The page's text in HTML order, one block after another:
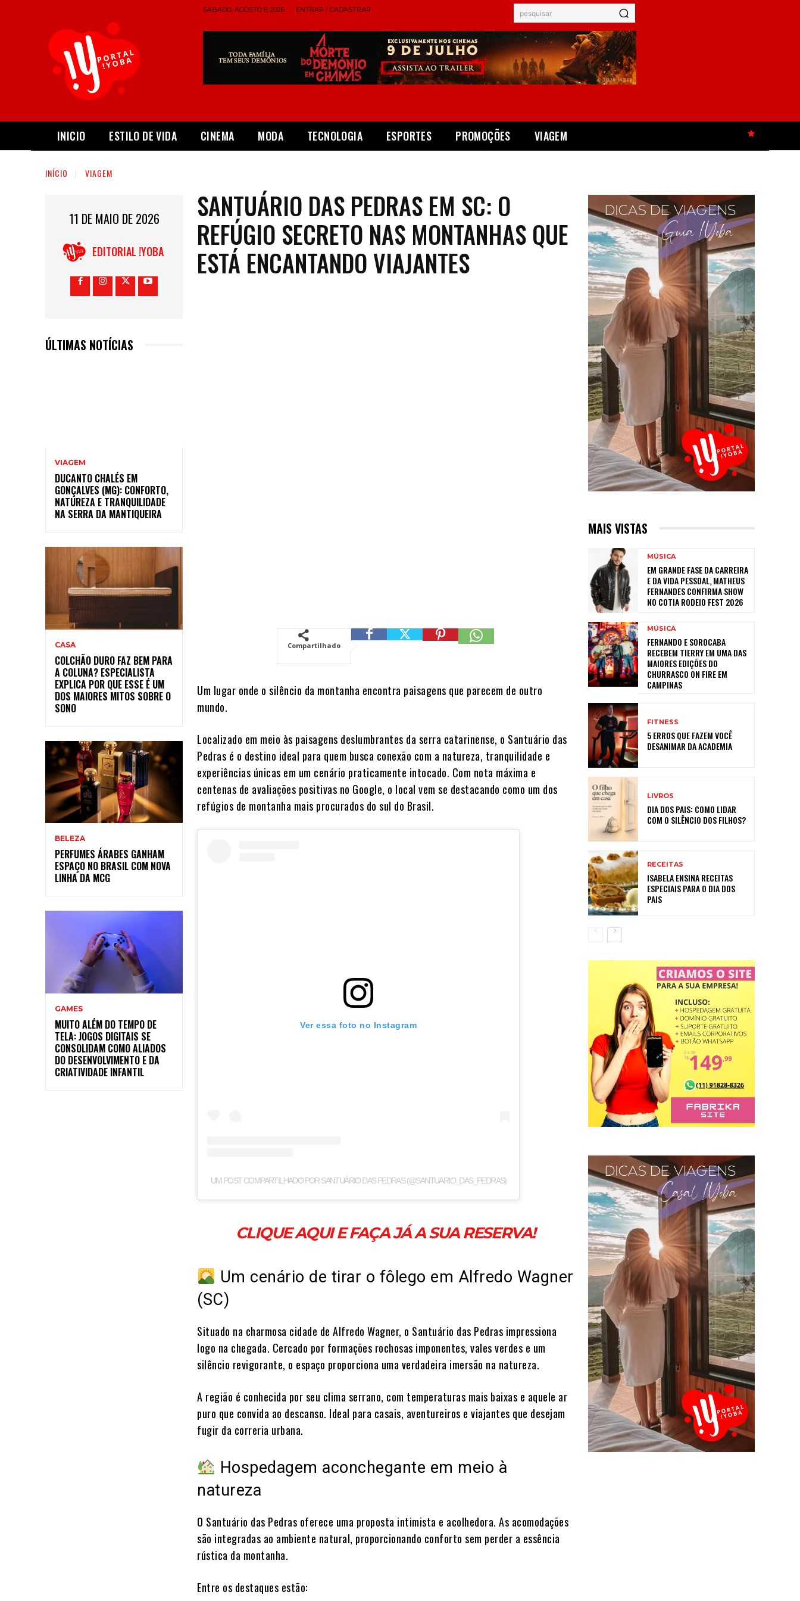
SÁBADO, AGOSTO 8, 2026 ENTRAR / CADASTRAR pesquisar
INICIO ESTILO DE VIDA CINEMA MODA TECNOLOGIA ESPORTES PROMOÇÕES VIAGEM
INÍCIO VIAGEM
11 DE MAIO DE 2026
EDITORIAL !YOBA
ÚLTIMAS NOTÍCIAS
VIAGEM
DUCANTO CHALÉS EM
GONÇALVES (MG): CONFORTO,
NATUREZA E TRANQUILIDADE
NA SERRA DA MANTIQUEIRA
CASA
COLCHÃO DURO FAZ BEM PARA
A COLUNA? ESPECIALISTA
EXPLICA POR QUE ESSE É UM
DOS MAIORES MITOS SOBRE O
SONO
BELEZA
PERFUMES ÁRABES GANHAM
ESPAÇO NO BRASIL COM NOVA
LINHA DA MCG
GAMES
MUITO ALÉM DO TEMPO DE
TELA: JOGOS DIGITAIS SE
CONSOLIDAM COMO ALIADOS
DO DESENVOLVIMENTO E DA
CRIATIVIDADE INFANTIL
SANTUÁRIO DAS PEDRAS EM SC: O
REFÚGIO SECRETO NAS MONTANHAS QUE
ESTÁ ENCANTANDO VIAJANTES
Compartilhado
Um lugar onde o silêncio da montanha encontra paisagens que parecem de outro
mundo.
Localizado em meio às paisagens deslumbrantes da serra catarinense, o Santuário das
Pedras é o destino ideal para quem busca conexão com a natureza, tranquilidade e
experiências únicas em um cenário praticamente intocado. Com nota máxima e
centenas de avaliações positivas no Google, o local vem se destacando como um dos
refúgios de montanha mais procurados do sul do Brasil.
Ver essa foto no Instagram
UM POST COMPARTILHADO POR SANTUÁRIO DAS PEDRAS (@SANTUARIO_DAS_PEDRAS)
CLIQUE AQUI E FAÇA JÁ A SUA RESERVA!
Um cenário de tirar o fôlego em Alfredo Wagner
(SC)
Situado na charmosa cidade de Alfredo Wagner, o Santuário das Pedras impressiona
logo na chegada. Cercado por formações rochosas imponentes, vales verdes e um
silêncio revigorante, o espaço proporciona uma verdadeira imersão na natureza.
A região é conhecida por seu clima serrano, com temperaturas mais baixas e aquele ar
puro que convida ao descanso. Ideal para casais, aventureiros e viajantes que desejam
fugir da correria urbana.
Hospedagem aconchegante em meio à
natureza
O Santuário das Pedras oferece uma proposta intimista e acolhedora. As acomodações
são integradas ao ambiente natural, proporcionando conforto sem perder a essência
rústica da montanha.
Entre os destaques estão:
MAIS VISTAS
MÚSICA
EM GRANDE FASE DA CARREIRA
E DA VIDA PESSOAL, MATHEUS
FERNANDES CONFIRMA SHOW
NO COTIA RODEIO FEST 2026
MÚSICA
FERNANDO E SOROCABA
RECEBEM TIERRY EM UMA DAS
MAIORES EDIÇÕES DO
CHURRASCO ON FIRE EM
CAMPINAS
FITNESS
5 ERROS QUE FAZEM VOCÊ
DESANIMAR DA ACADEMIA
LIVROS
DIA DOS PAIS: COMO LIDAR
COM O SILÊNCIO DOS FILHOS?
RECEITAS
ISABELA ENSINA RECEITAS
ESPECIAIS PARA O DIA DOS
PAIS